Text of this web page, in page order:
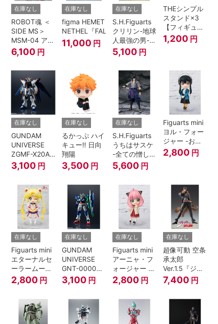
在庫なし
ROBOT魂 ＜
SIDE MS＞
MSM-04 アッ
ガイ ver.
A.N.I.M.E.
6,100 円
在庫なし
figma HEMET
NETHEL『FALSLANDER』
11,000 円
在庫なし
S.H.Figuarts
クリリン-地球
人最強の男-
『ドラゴンボ
ールＺ』
5,100 円
THEシンプル
スタンド×3
【フィギュア
＆模型用】
〈HEX〉タイ
1,200 円
在庫なし
GUNDAM
UNIVERSE
ZGMF-X20A
STRIKE
FREEDOM
3,100 円
在庫なし
るかっぷ ハイ
キュー!! 日向
翔陽
3,500 円
在庫なし
S.H.Figuarts
うちはサスケ
-全ての憎しみ
を背負う者-
『NARUTO -
5,600 円
Figuarts mini
ヨル・フォー
ジャー -おで
けけこーで-
『SPY×FAMILY』
2,800 円
在庫なし
Figuarts mini
エターナルセ
ーラームーン-
Cosmos
edition-『美
ラームーン
Cosmos』
2,800 円
在庫なし
GUNDAM
UNIVERSE
GNT-0000
00 QAN[T]
3,100 円
在庫なし
Figuarts mini
アーニャ・フ
ォージャー -
おでけけこー
で-
2,800 円
在庫なし
超像可動 空条
承太郎
Ver.1.5『ジョ
ジョの奇妙な
冒険 第3部』
7,400 円